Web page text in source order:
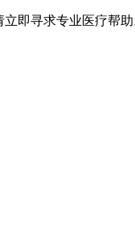
即寻求专业医疗帮